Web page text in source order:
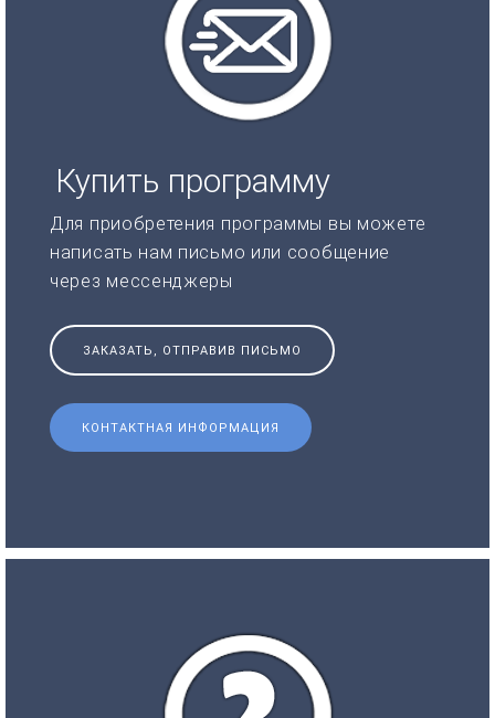
Купить программу
Для приобретения программы вы можете
написать нам письмо или сообщение
через мессенджеры
ЗАКАЗАТЬ, ОТПРАВИВ ПИСЬМО
КОНТАКТНАЯ ИНФОРМАЦИЯ